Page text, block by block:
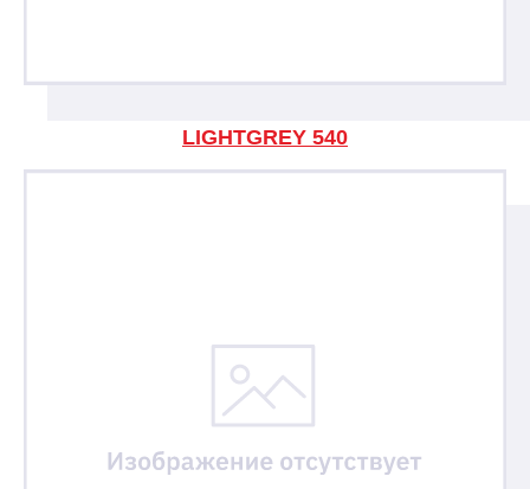
LIGHTGREY 540